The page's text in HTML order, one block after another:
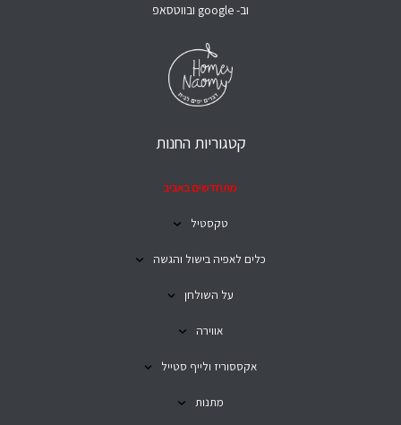
וב- google ובווטסאפ
קטגוריות החנות
מתחדשים באביב
טקסטיל
כלים לאפיה בישול והגשה
על השולחן
אווירה
אקססוריז ולייף סטייל
מתנות